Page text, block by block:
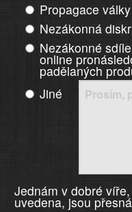
Propagace
Nezákonná
Nezákonné
online
padělaných
Jiné
Jednám v dobré
uvedena, jsou